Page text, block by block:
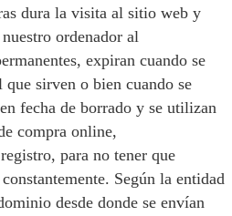
dura la visita al sitio web y
ordenador al
expiran cuando se
sirven o bien cuando se
fecha de borrado y se utilizan
compra online,
para no tener que
Según la entidad
desde donde se envían